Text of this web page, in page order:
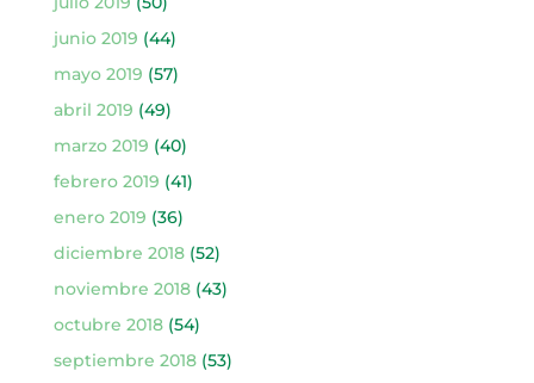
junio 2019 (44)
mayo 2019 (57)
abril 2019 (49)
marzo 2019 (40)
febrero 2019 (41)
enero 2019 (36)
diciembre 2018(52)
noviembre 2018(43)
octubre 2018(54)
septiembre 2018(53)